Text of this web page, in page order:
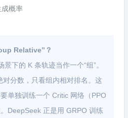
概率
Relative”？
下的 K 条轨迹当作一个“组”。
对分数，只看组内相对排名。这
单独训练一个 Critic 网络（PPO
DeepSeek 正是用 GRPO 训练